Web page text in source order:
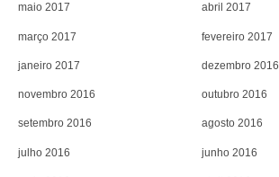
maio 2017 abril 2017
março 2017 fevereiro 2017
janeiro 2017 dezembro 2016
novembro 2016 outubro 2016
setembro 2016 agosto 2016
julho 2016 junho 2016